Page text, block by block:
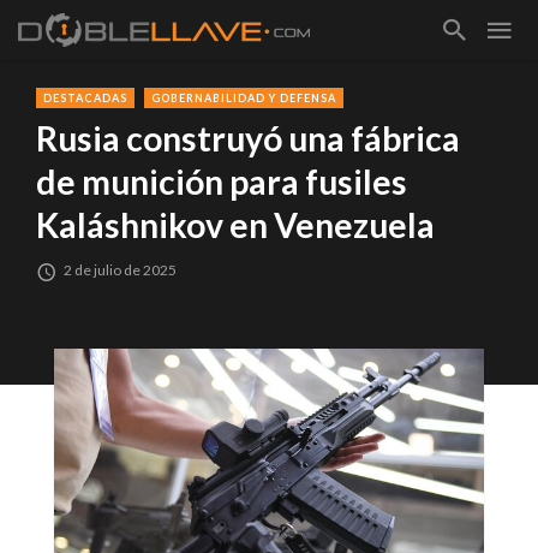
DESTACADAS GOBERNABILIDAD Y DEFENSA
Rusia construyó una fábrica
de munición para fusiles
Kaláshnikov en Venezuela
2 de julio de 2025